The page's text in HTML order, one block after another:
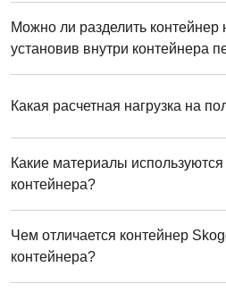
Можно ли разделить контейнер
установив внутри контейнера
Какая расчетная нагрузка на
Какие материалы используются
контейнера?
Чем отличается контейнер
контейнера?